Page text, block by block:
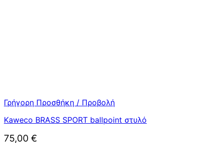
Γρήγορη Προσθήκη / Προβολή
Kaweco BRASS SPORT ballpoint στυλό
75,00 €